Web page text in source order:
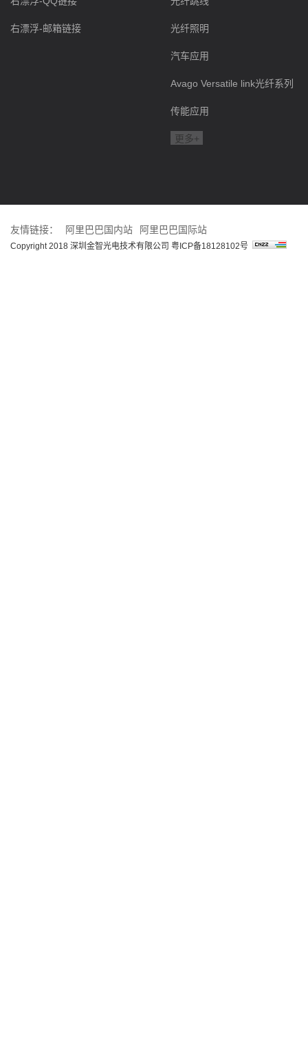
右漂浮-邮箱链接 光纤照明
汽车应用
Avago Versatile link光纤系列
传能应用
更多+
友情链接： 阿里巴巴国内站 阿里巴巴国际站
Copyright 2018 深圳金智光电技术有限公司 粤ICP备18128102号